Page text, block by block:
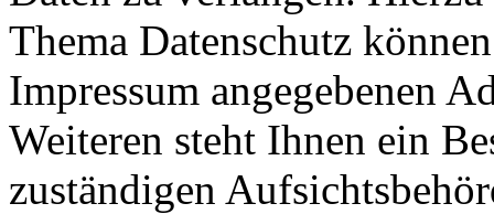
Thema Datenschutz
Impressum angegebenen
Weiteren steht Ihnen ein
zuständigen